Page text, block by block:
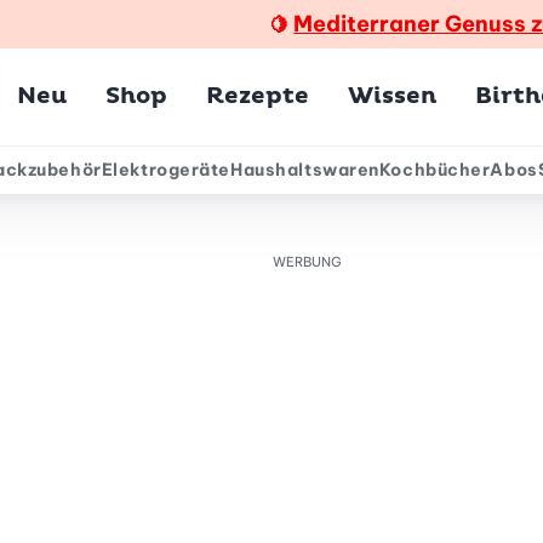
🍋 Mediterraner Genuss
Neu Shop Rezepte Wissen
ElektrogeräteHaushaltswarenKochbücherAbos
WERBUNG